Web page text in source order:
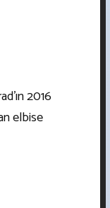
2016
elbise